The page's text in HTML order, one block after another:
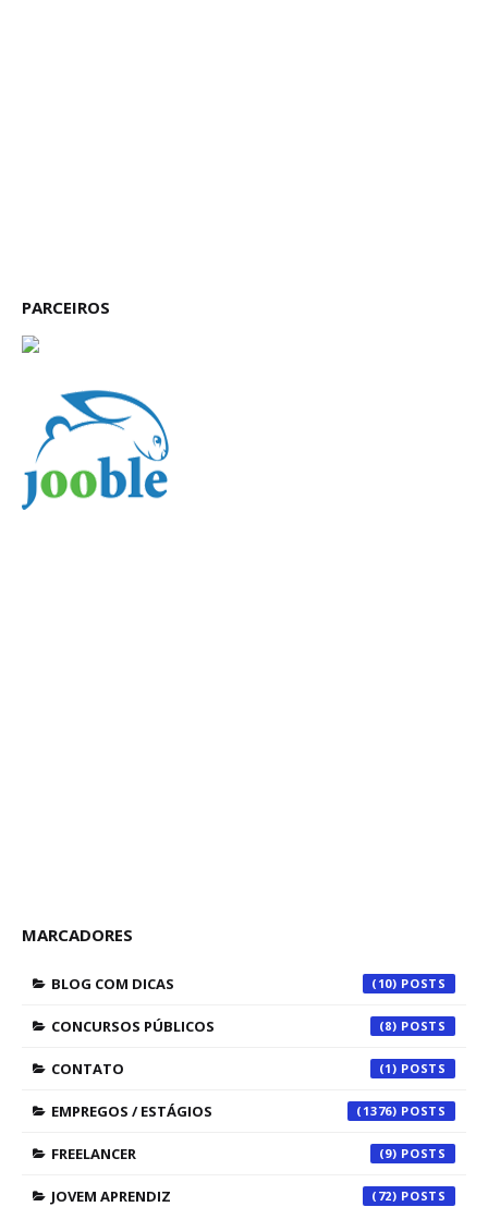
PARCEIROS
MARCADORES
BLOG COM DICAS (10)
CONCURSOS PÚBLICOS (8)
CONTATO (1)
EMPREGOS / ESTÁGIOS (1376)
FREELANCER (9)
JOVEM APRENDIZ (72)